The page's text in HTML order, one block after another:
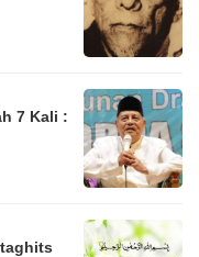
7 Kali :